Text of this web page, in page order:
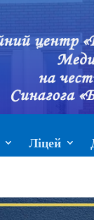
Ліцей